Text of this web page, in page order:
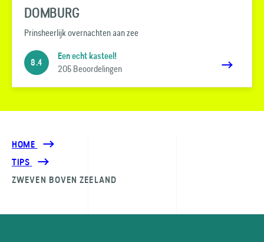
DOMBURG
Prinsheerlijk overnachten aan zee
8.4
Een echt kasteel!
205 Beoordelingen
HOME
TIPS
ZWEVEN BOVEN ZEELAND